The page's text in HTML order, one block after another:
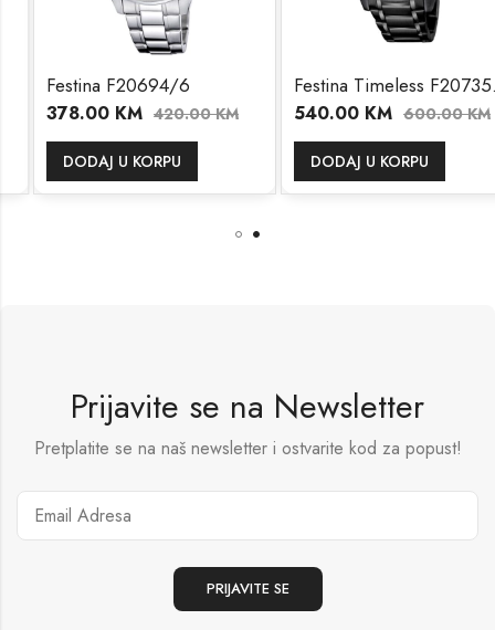
Festina F20694/6
378.00KM 420.00KM
DODAJ U KORPU
Festina Timeless F20735/3
540.00KM 600.00KM
DODAJ U KORPU
Prijavite se na Newsletter
Pretplatite se na naš newsletter i ostvarite kod za popust!